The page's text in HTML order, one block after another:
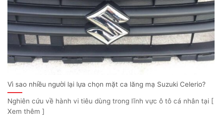
Vì sao nhiều người lại lựa chọn mặt ca lăng mạ Suzuki Celerio?
Nghiên cứu về hành vi tiêu dùng trong lĩnh vực ô tô cá nhân tại [
Xem thêm ]